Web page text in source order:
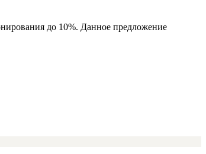
до 10%. Данное предложение